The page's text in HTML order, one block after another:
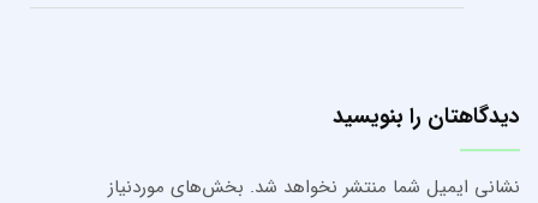
دیدگاهتان را بنویسید
نشانی ایمیل شما منتشر نخواهد شد. بخش‌های موردنیاز